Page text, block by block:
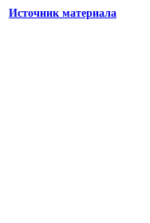
Источник материала